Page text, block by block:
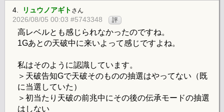
4. リュウノアギト さん
2026/08/05 00:03 #5743348 評
高レベルとも感じられなかったのですね。
1Gあとの天破中に来いよって感じですよね。
私はそのように認識しています。
＞天破告知Gで天破そのものの抽選はやってない（既
に当選していた）
＞初当たり天破の前兆中にその後の伝承モードの抽選
はしない